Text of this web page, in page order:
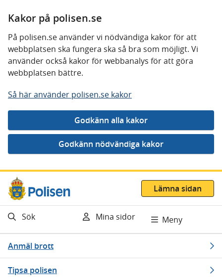
Kakor på polisen.se
På polisen.se använder vi nödvändiga kakor för att
webbplatsen ska fungera ska så bra som möjligt. Vi
använder också kakor för webbanalys för att göra
webbplatsen bättre.
Så här använder polisen.se kakor
Gå direkt till innehåll
Lämna sidan
Sök Mina sidor Meny
Anmäl brott
Tipsa polisen